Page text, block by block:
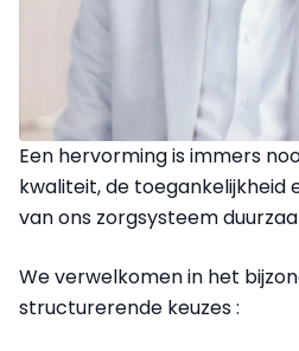
Een hervorming is immers
kwaliteit, de toegankelijkheid
van ons zorgsysteem
We verwelkomen in het
structurerende keuzes :